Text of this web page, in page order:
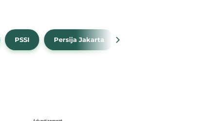
PSSI Persija Jakarta